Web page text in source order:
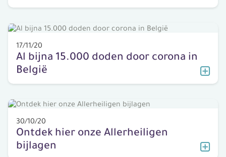
17/11/20
Al bijna 15.000 doden door corona in
België
30/10/20
Ontdek hier onze Allerheiligen
bijlagen